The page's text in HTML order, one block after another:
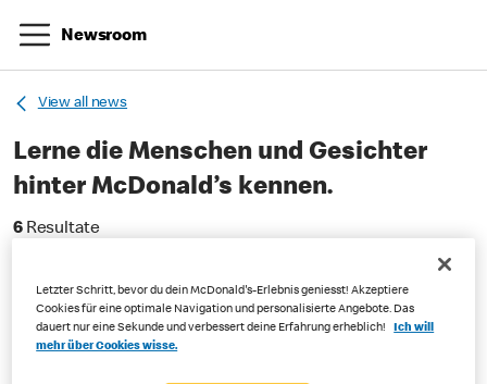
Newsroom
View all news
Lerne die Menschen und Gesichter
hinter McDonald’s kennen.
6 Resultate6 Resultate
Nach Datum filtern
Letzter Schritt, bevor du dein McDonald's-Erlebnis geniesst! Akzeptiere
Cookies für eine optimale Navigation und personalisierte Angebote. Das
dauert nur eine Sekunde und verbessert deine Erfahrung erheblich!
Ich will
mehr über Cookies wisse.